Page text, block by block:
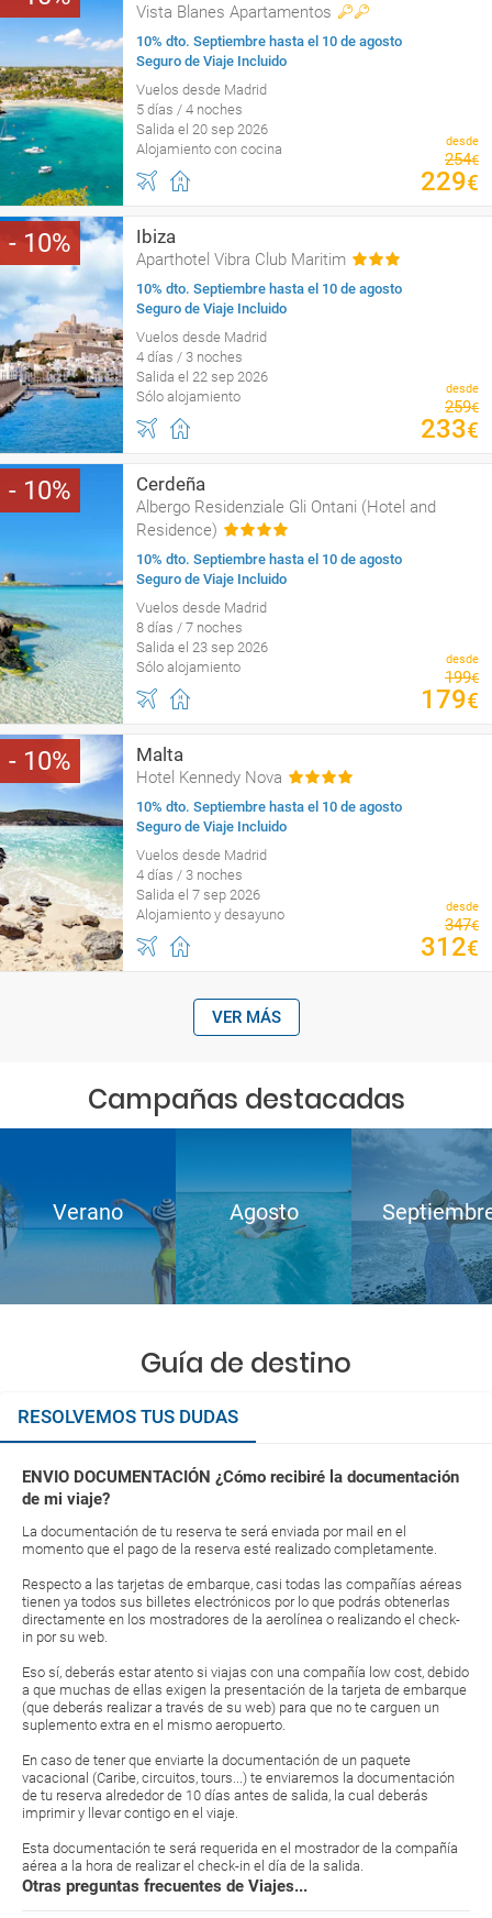
Vista Blanes Apartamentos
10% dto. Septiembre hasta el 10 de agosto
Seguro de Viaje Incluido
Vuelos desde Madrid
5 días / 4 noches
Salida el 20 sep 2026
Alojamiento con cocina
desde
254€
229€
10 Ibiza
Aparthotel Vibra Club Maritim
10% dto. Septiembre hasta el 10 de agosto
Seguro de Viaje Incluido
Vuelos desde Madrid
4 días / 3 noches
Salida el 22 sep 2026
Sólo alojamiento
desde
259€
233€
10 Cerdeña
Albergo Residenziale Gli Ontani (Hotel and
Residence)
10% dto. Septiembre hasta el 10 de agosto
Seguro de Viaje Incluido
Vuelos desde Madrid
8 días / 7 noches
Salida el 23 sep 2026
Sólo alojamiento
desde
199€
179€
10 Malta
Hotel Kennedy Nova
10% dto. Septiembre hasta el 10 de agosto
Seguro de Viaje Incluido
Vuelos desde Madrid
4 días / 3 noches
Salida el 7 sep 2026
Alojamiento y desayuno
desde
347€
312€
VER MÁS
Campañas destacadas
Verano Agosto
Guía de destino
RESOLVEMOS TUS DUDAS
ENVIO DOCUMENTACIÓN ¿Cómo recibiré la documentación
de mi viaje?
La documentación de tu reserva te será enviada por mail en el
momento que el pago de la reserva esté realizado completamente.
Respecto a las tarjetas de embarque, casi todas las compañías aéreas
tienen ya todos sus billetes electrónicos por lo que podrás obtenerlas
directamente en los mostradores de la aerolínea o realizando el check-
in por su web.
Eso sí, deberás estar atento si viajas con una compañía low cost, debido
a que muchas de ellas exigen la presentación de la tarjeta de embarque
(que deberás realizar a través de su web) para que no te carguen un
suplemento extra en el mismo aeropuerto.
En caso de tener que enviarte la documentación de un paquete
vacacional (Caribe, circuitos, tours...) te enviaremos la documentación
de tu reserva alrededor de 10 días antes de salida, la cual deberás
imprimir y llevar contigo en el viaje.
Esta documentación te será requerida en el mostrador de la compañía
aérea a la hora de realizar el check-in el día de la salida.
Otras preguntas frecuentes de Viajes...